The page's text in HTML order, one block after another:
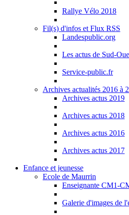
Rallye Vélo 2018
Fil(s) d'infos et Flux RSS
Landespublic.org
Les actus de Sud-
Service-public.fr
Archives actualités 2016 à
Archives actus 2019
Archives actus 2018
Archives actus 2016
Archives actus 2017
Enfance et jeunesse
Ecole de Maurrin
Enseignante CM1-
Galerie d'images de